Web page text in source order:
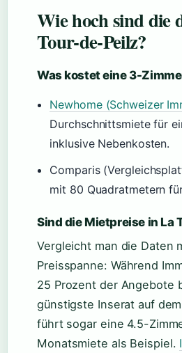
Wie hoch sind die
Tour-de-Peilz?
Was kostet eine 3-
Newhome (Schweizer
Durchschnittsmiete für
inklusive Nebenkosten.
Comparis
mit 80 Quadratmetern
Sind die Mietpreise in La
Vergleicht man die Daten
Preisspanne: Während
25 Prozent der Angebote
günstigste Inserat auf
führt sogar eine 4.5-
Monatsmiete als Beispiel.